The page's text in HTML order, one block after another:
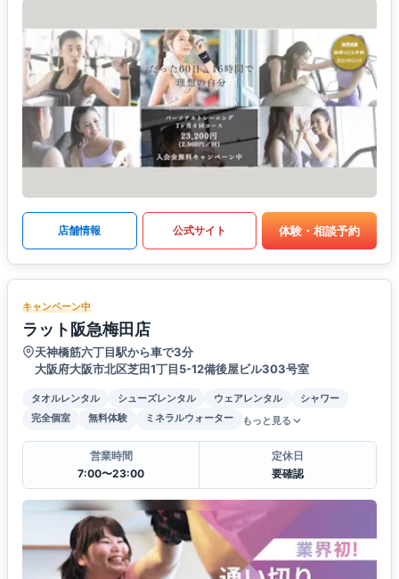
店舗情報 公式サイト 体験・相談予約
キャンペーン中
ラット阪急梅田店
天神橋筋六丁目駅から車で3分
大阪府大阪市北区芝田1丁目5-12備後屋ビル303号室
タオルレンタル シューズレンタル ウェアレンタル
シャワー
完全個室
無料体験 ミネラルウォーター もっと見る
営業時間
7:00〜23:00
定休日
要確認